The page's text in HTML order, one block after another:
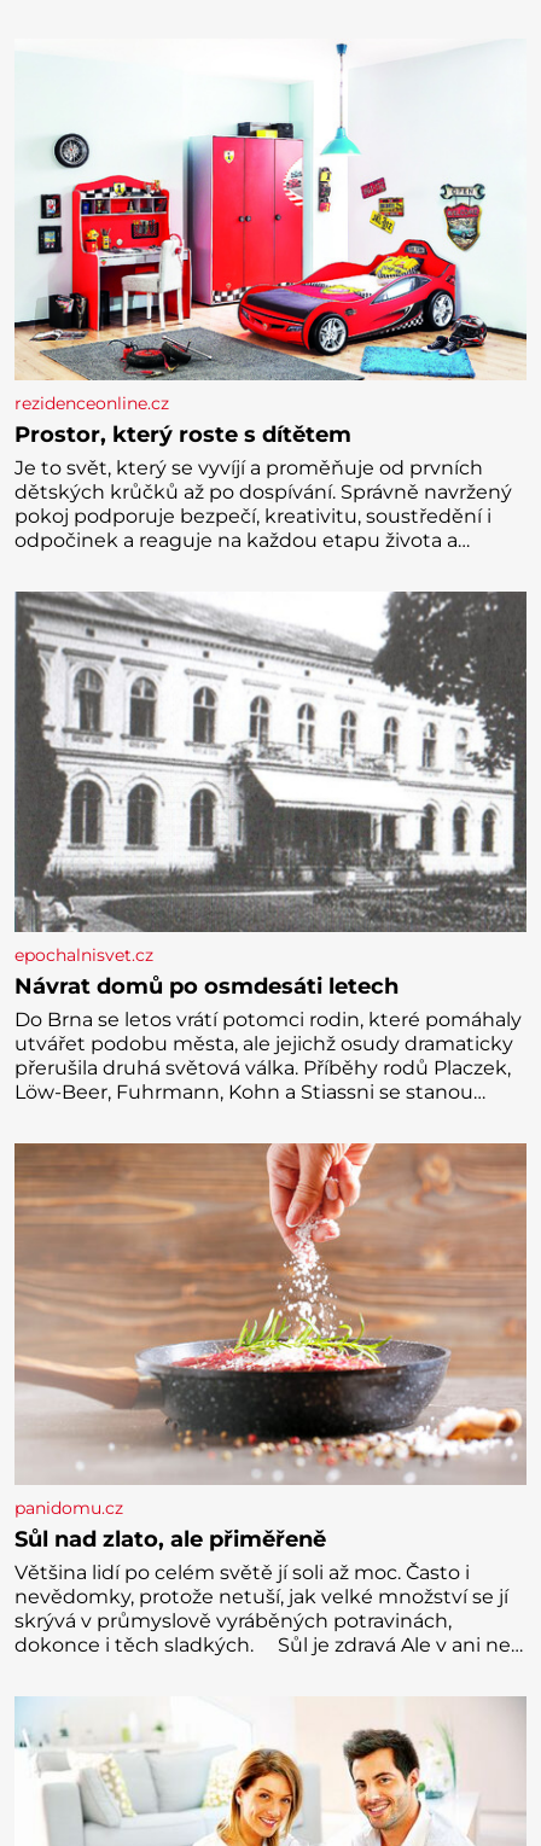
dávných lidí nesmírně dobře zachovalá, přičítají
odborníci zdejším klimatickým podmínkám. Sucho,
rezidenceonline.cz
Prostor, který roste s dítětem
Je to svět, který se vyvíjí a proměňuje od prvních
dětských krůčků až po dospívání. Správně navržený
pokoj podporuje bezpečí, kreativitu, soustředění i
odpočinek a reaguje na každou etapu života a
jednoduchost, měkkost a bezpečí, proto by pokoj
miminka měl působit především klidně a útulně.
Předškolní věk je
epochalnisvet.cz
Návrat domů po osmdesáti letech
Do Brna se letos vrátí potomci rodin, které pomáhaly
utvářet podobu města, ale jejichž osudy dramaticky
přerušila druhá světová válka. Příběhy rodů Placzek,
Löw-Beer, Fuhrmann, Kohn a Stiassni se stanou
židovské kultury ŠTETL FEST 2026. Některé návraty
nejsou jednoduché. Místa, která si člověk pamatuje z
rodinných vyprávění, už dávno
panidomu.cz
Sůl nad zlato, ale přiměřeně
Většina lidí po celém světě jí soli až moc. Často i
nevědomky, protože netuší, jak velké množství se jí
skrývá v průmyslově vyráběných potravinách,
dokonce i těch sladkých. Sůl je zdravá Ale v ani ne
běžné. Její základní složky– sodík a chlór – jsou
zásadní pro správné hospodaření